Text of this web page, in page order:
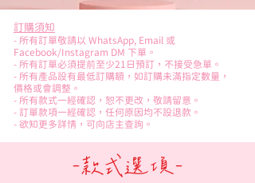
訂購須知
- 所有訂單敬請以 WhatsApp, Email 或
Facebook/Instagram DM 下單。
- 所有訂單必須提前至少21日預訂，不接受急單。
- 所有產品設有最低訂購額，如訂購未滿指定數量，
價格或會調整。
- 所有款式一經確認，恕不更改，敬請留意。
- 訂單款項一經確認，任何原因均不設退款。
- 欲知更多詳情，可向店主查詢。
-款式選項-